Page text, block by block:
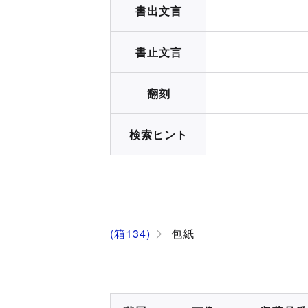
書出文言
書止文言
翻刻
検索ヒント
(箱134) 包紙